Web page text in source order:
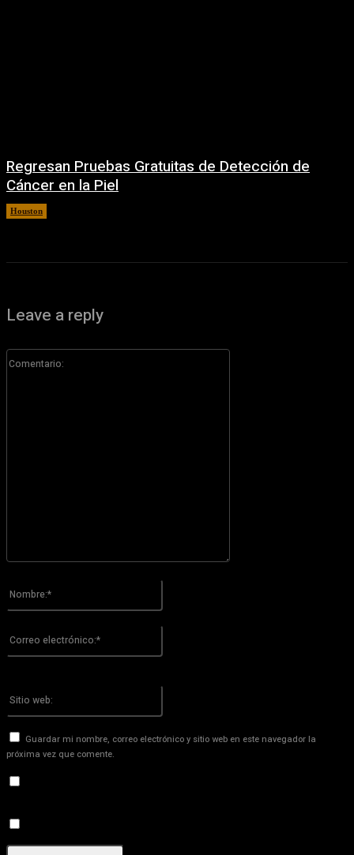
Regresan Pruebas Gratuitas de Detección de
Cáncer en la Piel
Houston
Leave a reply
Comentario:
Nombre:*
Correo
Sitio
Guardar mi nombre, correo electrónico y sitio web en este navegador la
próxima vez que comente.